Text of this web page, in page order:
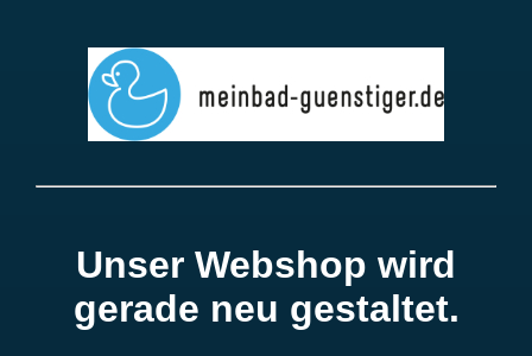
Unser Webshop wird
gerade neu gestaltet.